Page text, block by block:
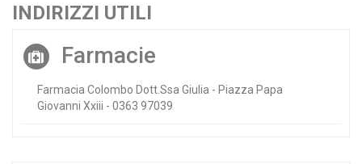
INDIRIZZI UTILI
Farmacie
Farmacia Colombo Dott.Ssa Giulia - Piazza Papa
Giovanni Xxiii - 0363 97039